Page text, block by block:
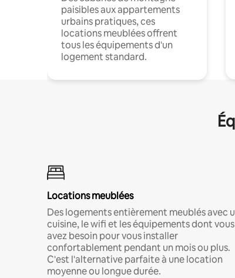
paisibles aux appartements
urbains pratiques, ces
locations meublées offrent
tous les équipements d'un
logement standard.
Locations meublées
Des logements entièrement meublés avec
cuisine, le wifi et les équipements dont vous
avez besoin pour vous installer
confortablement pendant un mois ou plus.
C'est l'alternative parfaite à une location
moyenne ou longue durée.